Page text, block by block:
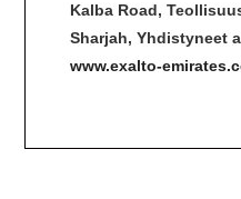
Kalba Road,
Sharjah, Yhdistyneet
www.exalto-